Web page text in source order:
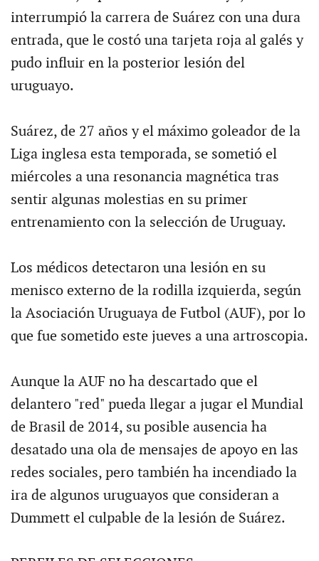
interrumpió la carrera de Suárez con una dura
entrada, que le costó una tarjeta roja al galés y
pudo influir en la posterior lesión del
uruguayo.
Suárez, de 27 años y el máximo goleador de la
Liga inglesa esta temporada, se sometió el
miércoles a una resonancia magnética tras
sentir algunas molestias en su primer
entrenamiento con la selección de Uruguay.
Los médicos detectaron una lesión en su
menisco externo de la rodilla izquierda, según
la Asociación Uruguaya de Futbol (AUF), por lo
que fue sometido este jueves a una artroscopia.
Aunque la AUF no ha descartado que el
delantero "red" pueda llegar a jugar el Mundial
de Brasil de 2014, su posible ausencia ha
desatado una ola de mensajes de apoyo en las
redes sociales, pero también ha incendiado la
ira de algunos uruguayos que consideran a
Dummett el culpable de la lesión de Suárez.